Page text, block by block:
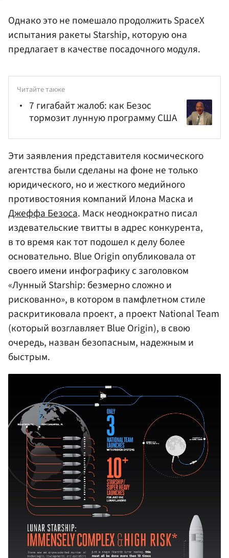
Однако это не помешало продолжить SpaceX
испытания ракеты Starship, которую она
предлагает в качестве посадочного модуля.
Читайте также
7 гигабайт жалоб: как Безос
тормозит лунную программу США
Эти заявления представителя космического
агентства были сделаны на фоне не только
юридического, но и жесткого медийного
противостояния компаний Илона Маска и
Джеффа Безоса. Маск неоднократно писал
издевательские твитты в адрес конкурента,
в то время как тот подошел к делу более
основательно. Blue Origin опубликовала от
своего имени инфографику с заголовком
«Лунный Starship: безмерно сложно и
рискованно», в котором в памфлетном стиле
раскритиковала проект, а проект National Team
(который возглавляет Blue Origin), в свою
очередь, назван безопасным, надежным и
быстрым.